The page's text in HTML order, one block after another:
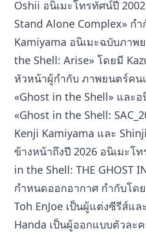
Oshii อนิเมะโทรทัศน์ปี
Stand Alone Complex» ก
Kamiyama อนิเมะฉบับภาพ
the Shell: Arise» โดยมี
หัวหน้าผู้กำกับ ภาพยนตร์คน
«Ghost in the Shell» และ
«Ghost in the Shell:
Kenji Kamiyama และ
ข้างหน้าถึงปี 2026 อนิเมะโ
in the Shell: THE GHOST
กำหนดออกอากาศ กำกับโด
Toh EnJoe เป็นผู้แต่งซีรีส์แ
Handa เป็นผู้ออกแบบตัวละ